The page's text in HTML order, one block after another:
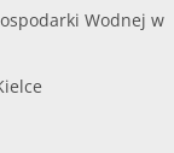
Wodnej w